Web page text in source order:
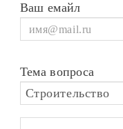
Ваш емайл
Тема вопроса